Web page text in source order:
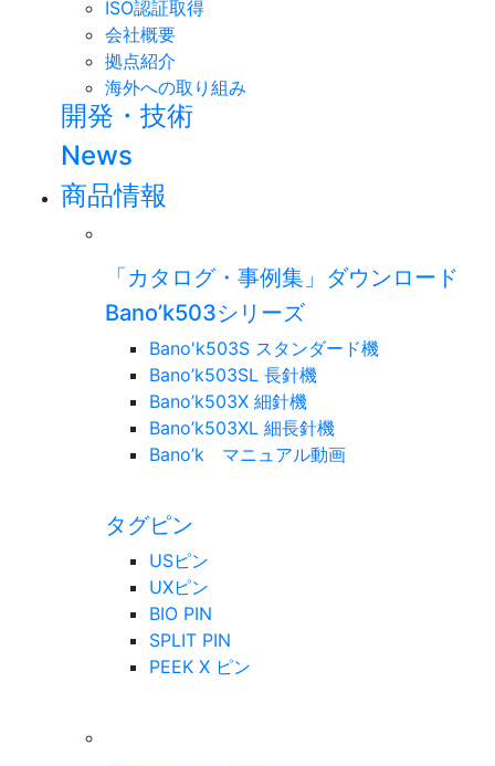
ISO認証取得
会社概要
拠点紹介
海外への取り組み
開発・技術
News
商品情報
「カタログ・事例集」ダウンロード
Bano’k503シリーズ
Bano'k503S スタンダード機
Bano’k503SL 長針機
Bano’k503X 細針機
Bano’k503XL 細長針機
Bano’k マニュアル動画
タグピン
USピン
UXピン
BIO PIN
SPLIT PIN
PEEK X ピン